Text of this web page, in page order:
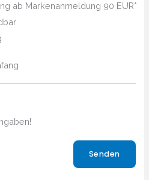
ab Markenanmeldung 90 EUR*